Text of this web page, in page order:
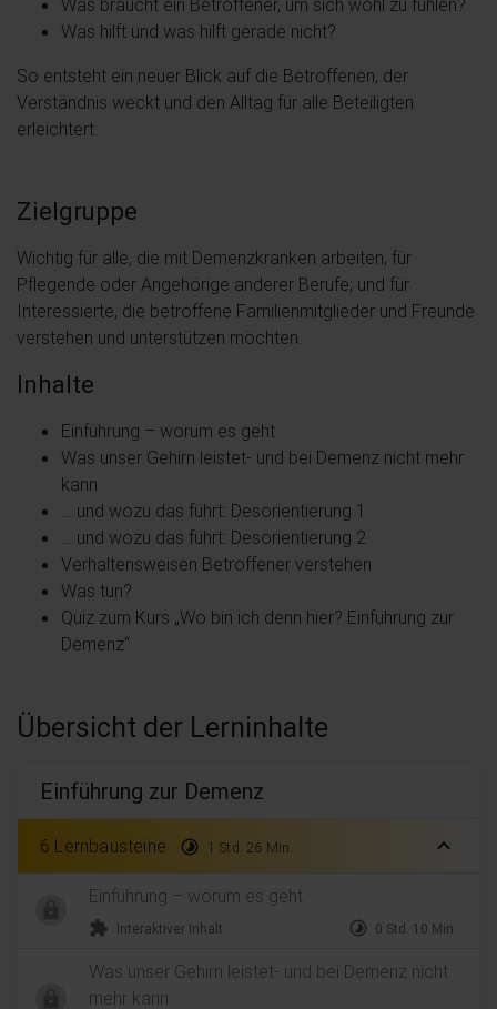
Was hilft und was hilft gerade nicht?
So entsteht ein neuer Blick auf die Betroffenen, der
Verständnis weckt und den Alltag für alle Beteiligten
erleichtert.
Zielgruppe
Wichtig für alle, die mit Demenzkranken arbeiten, für
Pflegende oder Angehörige anderer Berufe; und für
Interessierte, die betroffene Familienmitglieder und Freunde
verstehen und unterstützen möchten.
Inhalte
Einführung – worum es geht
Was unser Gehirn leistet- und bei Demenz nicht mehr
kann
… und wozu das führt: Desorientierung 1
… und wozu das führt: Desorientierung 2
Verhaltensweisen Betroffener verstehen
Was tun?
Quiz zum Kurs „Wo bin ich denn hier? Einführung zur
Demenz“
Übersicht der Lerninhalte
Einführung zur Demenz
6 Lernbausteine timelapse 1 Std. 26 Min. expand_less
Einführung – worum es geht
extension Interaktiver Inhalt timelapse 0 Std. 10 Min.
Was unser Gehirn leistet- und bei Demenz nicht
mehr kann